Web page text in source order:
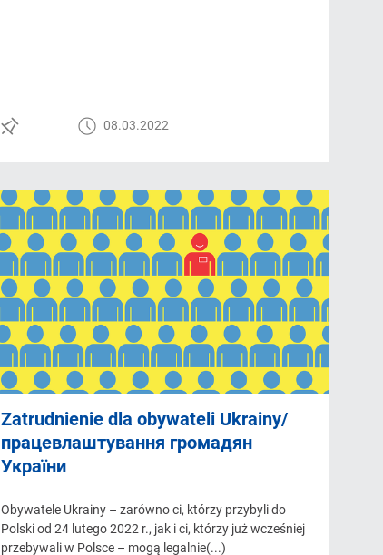
08.03.2022
Zatrudnienie dla obywateli Ukrainy/
працевлаштування громадян
України
Obywatele Ukrainy – zarówno ci, którzy przybyli do
Polski od 24 lutego 2022 r., jak i ci, którzy już wcześniej
przebywali w Polsce – mogą legalnie(...)